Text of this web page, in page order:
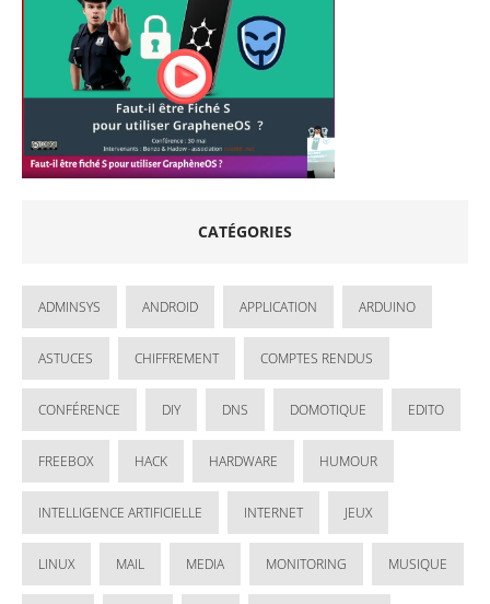
CATÉGORIES
ADMINSYS ANDROID APPLICATION ARDUINO
ASTUCES CHIFFREMENT COMPTES RENDUS
CONFÉRENCE DIY DNS DOMOTIQUE EDITO
FREEBOX HACK HARDWARE HUMOUR
INTELLIGENCE ARTIFICIELLE INTERNET JEUX
LINUX MAIL MEDIA MONITORING MUSIQUE